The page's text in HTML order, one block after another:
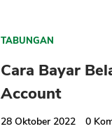
TABUNGAN
Cara Bayar
Account
28 Oktober 2022 0